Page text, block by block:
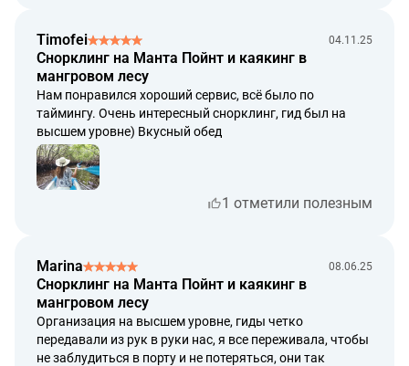
Timofei 04.11.25
Cнорклинг на Манта Пойнт и каякинг в
мангровом лесу
Нам понравился хороший сервис, всё было по
таймингу. Очень интересный снорклинг, гид был на
высшем уровне) Вкусный обед
1 отметили полезным
Marina 08.06.25
Cнорклинг на Манта Пойнт и каякинг в
мангровом лесу
Организация на высшем уровне, гиды четко
передавали из рук в руки нас, я все переживала, чтобы
не заблудиться в порту и не потеряться, они так